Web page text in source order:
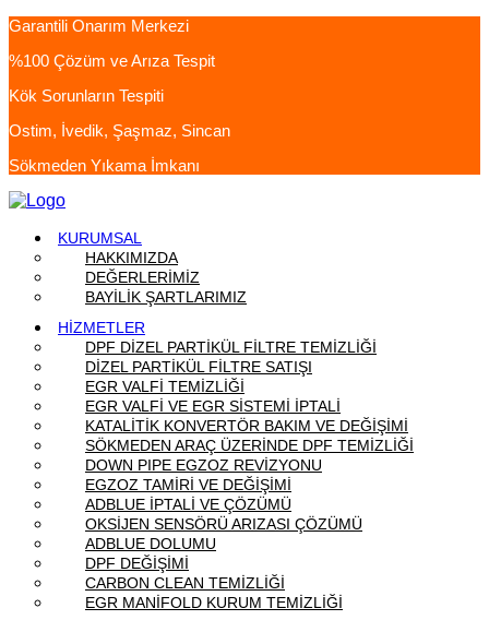
Garantili Onarım Merkezi
%100 Çözüm ve Arıza Tespit
Kök Sorunların Tespiti
Ostim, İvedik, Şaşmaz, Sincan
Sökmeden Yıkama İmkanı
KURUMSAL
HAKKIMIZDA
DEĞERLERİMİZ
BAYİLİK ŞARTLARIMIZ
HİZMETLER
DPF DİZEL PARTİKÜL FİLTRE TEMİZLİĞİ
DİZEL PARTİKÜL FİLTRE SATIŞI
EGR VALFİ TEMİZLİĞİ
EGR VALFİ VE EGR SİSTEMİ İPTALİ
KATALİTİK KONVERTÖR BAKIM VE DEĞİŞİMİ
SÖKMEDEN ARAÇ ÜZERİNDE DPF TEMİZLİĞİ
DOWN PIPE EGZOZ REVİZYONU
EGZOZ TAMİRİ VE DEĞİŞİMİ
ADBLUE İPTALİ VE ÇÖZÜMÜ
OKSİJEN SENSÖRÜ ARIZASI ÇÖZÜMÜ
ADBLUE DOLUMU
DPF DEĞİŞİMİ
CARBON CLEAN TEMİZLİĞİ
EGR MANİFOLD KURUM TEMİZLİĞİ